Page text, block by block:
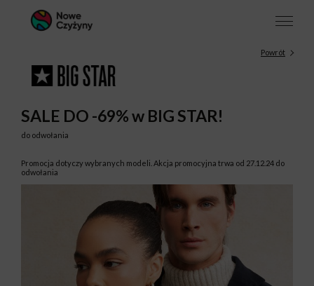
Powrót
SALE DO -69% w BIG STAR!
do odwołania
Promocja dotyczy wybranych modeli. Akcja promocyjna trwa od 27.12.24 do
odwołania